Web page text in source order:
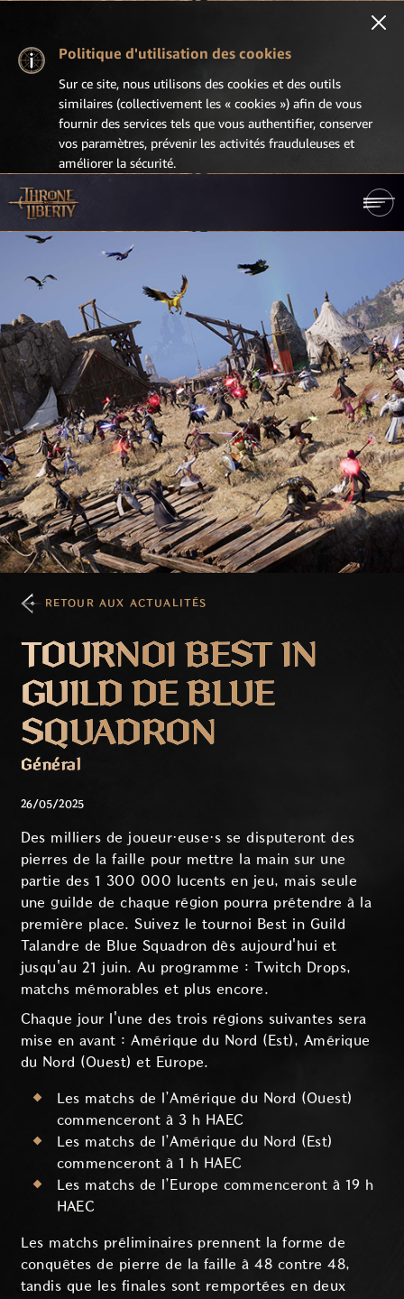
Politique d'utilisation des cookies
Sur ce site, nous utilisons des cookies et des outils
similaires (collectivement les « cookies ») afin de vous
fournir des services tels que vous authentifier, conserver
vos paramètres, prévenir les activités frauduleuses et
améliorer la sécurité.
RETOUR AUX ACTUALITÉS
TOURNOI BEST IN
GUILD DE BLUE
SQUADRON
Général
26/05/2025
Des milliers de joueur·euse·s se disputeront des
pierres de la faille pour mettre la main sur une
partie des 1 300 000 lucents en jeu, mais seule
une guilde de chaque région pourra prétendre à la
première place. Suivez le tournoi Best in Guild
Talandre de Blue Squadron dès aujourd'hui et
jusqu'au 21 juin. Au programme : Twitch Drops,
matchs mémorables et plus encore.
Chaque jour l'une des trois régions suivantes sera
mise en avant : Amérique du Nord (Est), Amérique
du Nord (Ouest) et Europe.
Les matchs de l’Amérique du Nord (Ouest)
commenceront à 3 h HAEC
Les matchs de l’Amérique du Nord (Est)
commenceront à 1 h HAEC
Les matchs de l’Europe commenceront à 19 h
HAEC
Les matchs préliminaires prennent la forme de
conquêtes de pierre de la faille à 48 contre 48,
tandis que les finales sont remportées en deux